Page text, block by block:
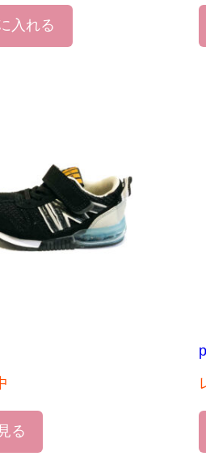
入れる
る